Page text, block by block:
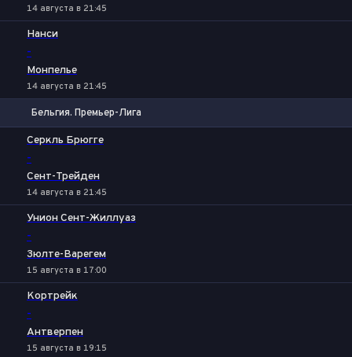
14 августа в 21:45
Нанси
-
Монпелье
14 августа в 21:45
Бельгия. Премьер-Лига
Серкль Брюгге
-
Сент-Трейден
14 августа в 21:45
Унион Сент-Жиллуаз
-
Зюлте-Варегем
15 августа в 17:00
Кортрейк
-
Антверпен
15 августа в 19:15